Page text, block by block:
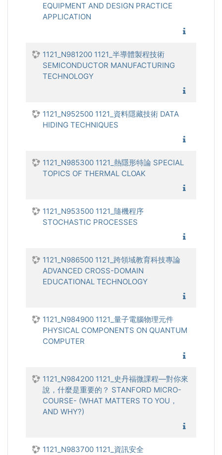
EQUIPMENT AND DESIGN PRACTICE
APPLICATION
1121_N981200 1121_半導體製程技術
SEMICONDUCTOR MANUFACTURING
TECHNOLOGY
1121_N952500 1121_資料隱藏技術 DATA
HIDING TECHNIQUES
1121_N985300 1121_熱隱形特論 SPECIAL
TOPICS OF THERMAL CLOAK
1121_N953500 1121_隨機程序
STOCHASTIC PROCESSES
1121_N986500 1121_跨領域教育科技專論
ADVANCED CROSS-DOMAIN
EDUCATIONAL TECHNOLOGY
1121_N984900 1121_量子電腦物理元件
PHYSICAL COMPONENTS ON QUANTUM
COMPUTER
1121_N984200 1121_史丹福微課程—對你來
說，什麼是重要的？ STANFORD MICRO-
COURSE- (WHAT MATTERS TO YOU，
AND WHY?)
1121_N983700 1121_資訊安全